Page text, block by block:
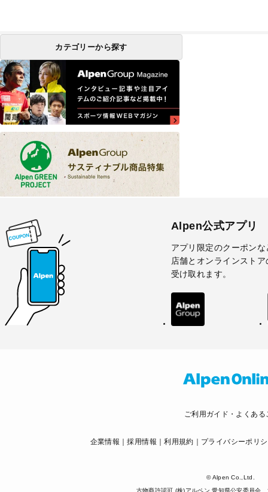
カテゴリーから探す
Alpen公式アプリ
アプリ限定のクーポンな
店舗とオンラインスト
受け取れます。
ご利用ガイド・よくある
企業情報 採用情報 利用規約 プライバシーポリ
© Alpen Co.,Ltd.
古物商許認可 (株)アルペン 愛知県公安委員